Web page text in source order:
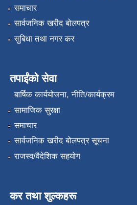
समाचार
सार्वजनिक खरीद बोलपत्र
सुबिधा तथा नगर कर
तपाईंको सेवा
बार्षिक कार्ययोजना, नीति/कार्यक्रम
सामाजिक सुरक्षा
समाचार
सार्वजनिक खरीद बोलपत्र सूचना
राजस्व/वैदेशिक सहयोग
कर तथा शुल्कहरू